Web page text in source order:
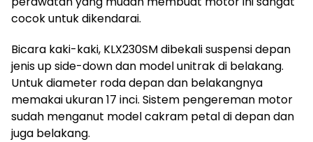
cocok untuk dikendarai.
Bicara kaki-kaki, KLX230SM dibekali suspensi depan
jenis up side-down dan model unitrak di belakang.
Untuk diameter roda depan dan belakangnya
memakai ukuran 17 inci. Sistem pengereman motor
sudah menganut model cakram petal di depan dan
juga belakang.